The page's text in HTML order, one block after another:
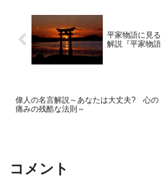
平家物語に見
解説『平家物
偉人の名言解説～あなたは大丈夫? 心の
痛みの残酷な法則～
コメント